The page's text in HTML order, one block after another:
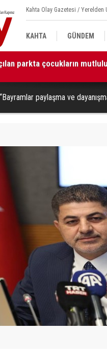
Kahta Olay Gazetesi / Yerelden
KAHTA GÜNDEM
bizim en kıymetli
paylaşma ve